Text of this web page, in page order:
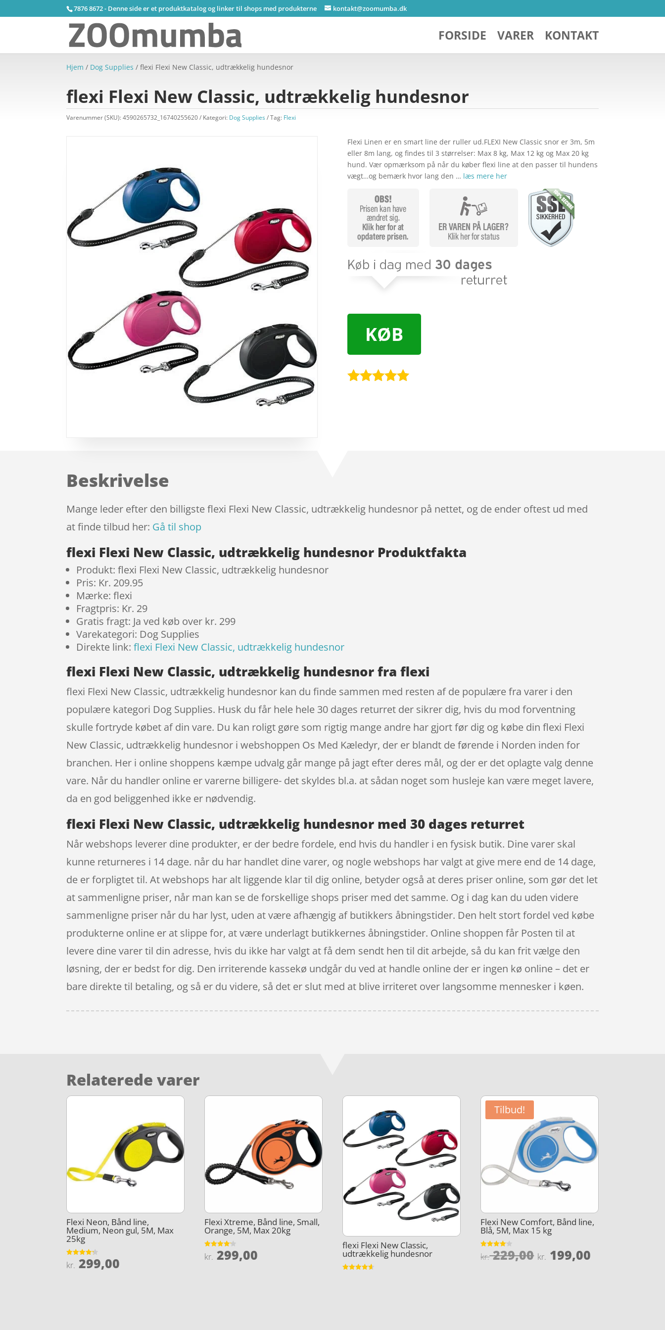
7876 8672 - Denne side er et produktkatalog og linker til shops med produkterne kontakt@zoomumba.dk
FORSIDE VARER KONTAKT
Hjem / Dog Supplies / flexi Flexi New Classic, udtrækkelig hundesnor
flexi Flexi New Classic, udtrækkelig hundesnor
Varenummer (SKU):4590265732_16740255620 Kategori: Dog Supplies Tag: Flexi
Flexi Linen er en smart line der ruller ud.FLEXI New Classic snor er 3m, 5m
eller 8m lang, og findes til 3 størrelser: Max 8 kg, Max 12 kg og Max 20 kg
hund. Vær opmærksom på når du køber flexi line at den passer til hundens
vægt…og bemærk hvor lang den … læs mere her
KØB
Beskrivelse
Mange leder efter den billigste flexi Flexi New Classic, udtrækkelig hundesnor på nettet, og de ender oftest ud med
at finde tilbud her: Gå til shop
flexi Flexi New Classic, udtrækkelig hundesnor Produktfakta
Produkt: flexi Flexi New Classic, udtrækkelig hundesnor
Pris: Kr. 209.95
Mærke: flexi
Fragtpris: Kr. 29
Gratis fragt: Ja ved køb over kr. 299
Varekategori: Dog Supplies
Direkte link:flexi Flexi New Classic, udtrækkelig hundesnor
flexi Flexi New Classic, udtrækkelig hundesnor fra flexi
flexi Flexi New Classic, udtrækkelig hundesnor kan du finde sammen med resten af de populære fra varer i den
populære kategori Dog Supplies. Husk du får hele hele 30 dages returret der sikrer dig, hvis du mod forventning
skulle fortryde købet af din vare. Du kan roligt gøre som rigtig mange andre har gjort før dig og købe din flexi Flexi
New Classic, udtrækkelig hundesnor i webshoppen Os Med Kæledyr, der er blandt de førende i Norden inden for
branchen. Her i online shoppens kæmpe udvalg går mange på jagt efter deres mål, og der er det oplagte valg denne
vare. Når du handler online er varerne billigere- det skyldes bl.a. at sådan noget som husleje kan være meget lavere,
da en god beliggenhed ikke er nødvendig.
flexi Flexi New Classic, udtrækkelig hundesnor med 30 dages returret
Når webshops leverer dine produkter, er der bedre fordele, end hvis du handler i en fysisk butik. Dine varer skal
kunne returneres i 14 dage. når du har handlet dine varer, og nogle webshops har valgt at give mere end de 14 dage,
de er forpligtet til. At webshops har alt liggende klar til dig online, betyder også at deres priser online, som gør det let
at sammenligne priser, når man kan se de forskellige shops priser med det samme. Og i dag kan du uden videre
sammenligne priser når du har lyst, uden at være afhængig af butikkers åbningstider. Den helt stort fordel ved købe
produkterne online er at slippe for, at være underlagt butikkernes åbningstider. Online shoppen får Posten til at
levere dine varer til din adresse, hvis du ikke har valgt at få dem sendt hen til dit arbejde, så du kan frit vælge den
løsning, der er bedst for dig. Den irriterende kassekø undgår du ved at handle online der er ingen kø online – det er
bare direkte til betaling, og så er du videre, så det er slut med at blive irriteret over langsomme mennesker i køen.
Relaterede varer
Flexi Neon, Bånd line,
Medium, Neon gul, 5M, Max
25kg
Vurderet
4.2
kr. 299,00
Flexi Xtreme, Bånd line, Small,
Orange, 5M, Max 20kg
Vurderet
4.1
kr. 299,00
flexi Flexi New Classic,
udtrækkelig hundesnor
Tilbud!
Flexi New Comfort, Bånd line,
Blå, 5M, Max 15 kg
Vurderet
4.1
kr.229,00 Den
oprindelige
kr. 199,00